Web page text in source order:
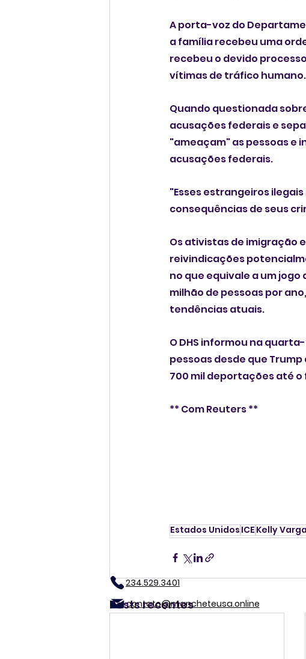
A porta-voz do
a família recebeu uma
recebeu o devido
vítimas de tráfico humano.
Quando questionada
acusações federais e
"ameaçam" as pessoas e
acusações federais.
"Esses estrangeiros
consequências de seus
Os ativistas de imigração
reivindicações
no que equivale a um
milhão de pessoas por
tendências atuais.
O DHS informou na
pessoas desde que
700 mil deportações até o
** Com Reuters **
Estados Unidos ICE Kelly
Posts recentes
234.529.3401
contato@mancheteusa.online